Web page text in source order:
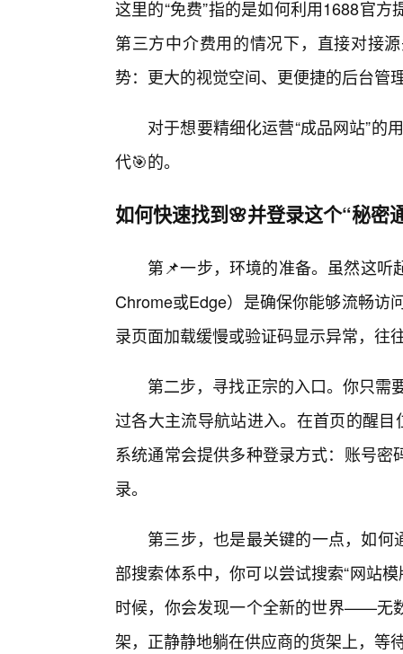
这里的“免费”指的是如何利用1688官
第三方中介费用的情况下，直接对接
势：更大的视觉空间、更便捷的后台管
对于想要精细化运营“成品网站”的
代🎯的。
如何快速找到🌸并登录这个“秘密
第📌一步，环境的准备。虽然这
Chrome或Edge）是确保你能够流畅访
录页面加载缓慢或验证码显示异常，往
第二步，寻找正宗的入口。你只需
过各大主流导航站进入。在首页的醒
系统通常会提供多种登录方式：账号
录。
第三步，也是最关键的一点，如何
部搜索体系中，你可以尝试搜索“网站
时候，你会发现一个全新的世界——无
架，正静静地躺在供应商的货架上，等